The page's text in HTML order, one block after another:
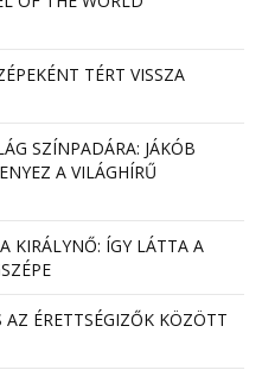
TÉRT VISSZA
SZÍNPADÁRA: JÁKÓB
A VILÁGHÍRŰ
KIRÁLYNŐ: ÍGY LÁTTA A
AZ ÉRETTSÉGIZŐK KÖZÖTT